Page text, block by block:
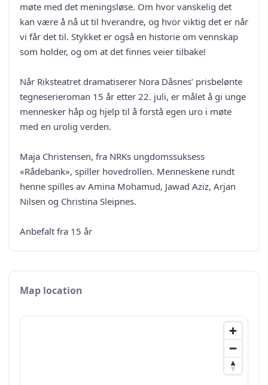
møte med det meningsløse. Om hvor vanskelig det
kan være å nå ut til hverandre, og hvor viktig det er når
vi får det til. Stykket er også en historie om vennskap
som holder, og om at det finnes veier tilbake!
Når Riksteatret dramatiserer Nora Dåsnes’ prisbelønte
tegneserieroman 15 år etter 22. juli, er målet å gi unge
mennesker håp og hjelp til å forstå egen uro i møte
med en urolig verden.
Maja Christensen, fra NRKs ungdomssuksess
«Rådebank», spiller hovedrollen. Menneskene rundt
henne spilles av Amina Mohamud, Jawad Aziz, Arjan
Nilsen og Christina Sleipnes.
Anbefalt fra 15 år
Map location